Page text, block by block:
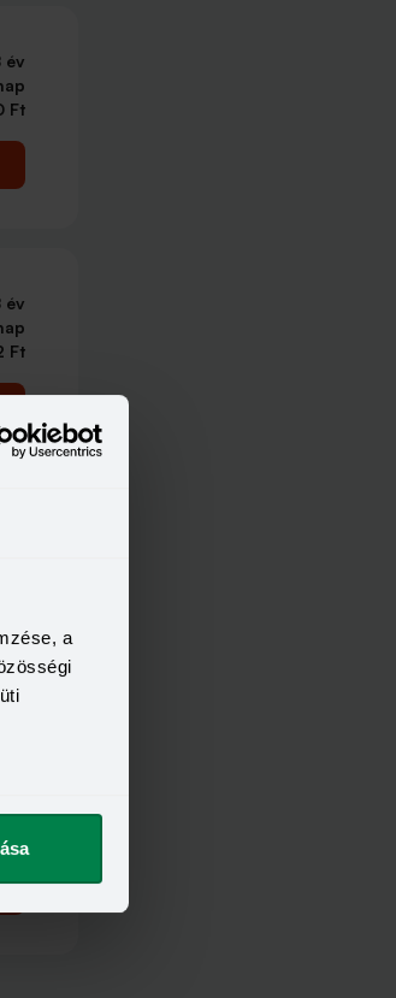
a
év
Ft
év
Ft